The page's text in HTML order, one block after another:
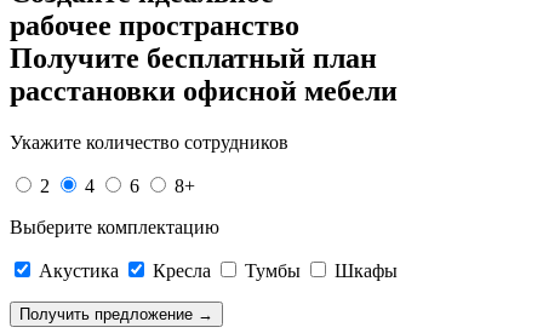
рабочее пространство
Получите бесплатный план
расстановки офисной мебели
Укажите количество сотрудников
2 4 6
8+
Выберите комплектацию
Акустика Кресла Тумбы Шкафы